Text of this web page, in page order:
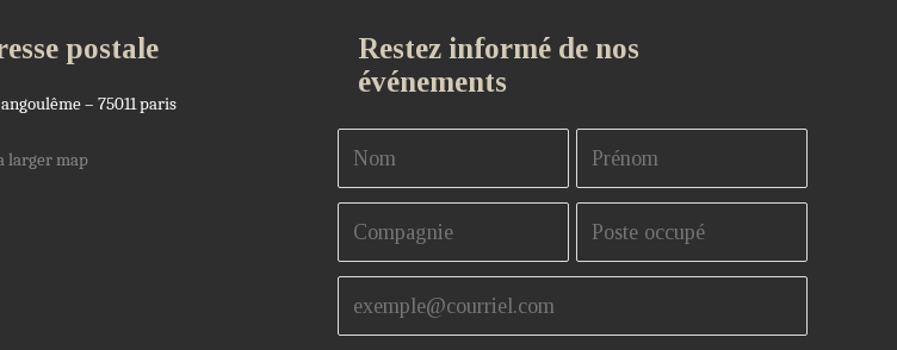
postale
– 75011 paris
Restez informé de nos
événements